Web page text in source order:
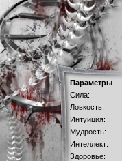
Параметры
Сила:
Ловкость:
Интуиция:
Мудрость:
Интеллект:
Здоровье: